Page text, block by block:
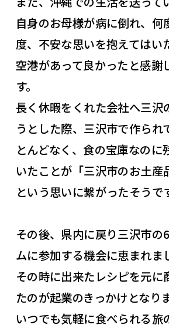
自身のお母様が病に倒れ、何
度、不安な思いを抱えてはい
空港があって良かったと感謝
す。
長く休暇をくれた会社へ三沢
うとした際、三沢市で作られ
とんどなく、食の宝庫なのに
いたことが「三沢市のお土産
という思いに繋がったそうで
その後、県内に戻り三沢市の
ムに参加する機会に恵まれま
その時に出来たレシピを元に
たのが起業のきっかけとなり
いつでも気軽に食べられる旅